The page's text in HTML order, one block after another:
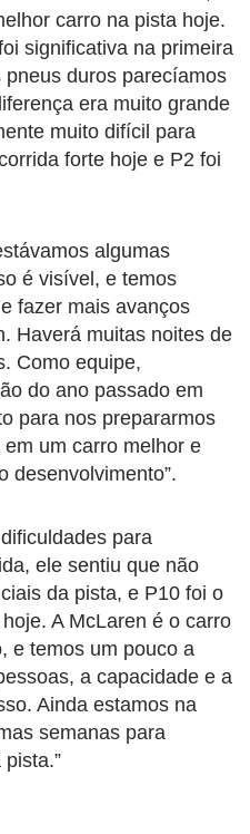
carro na pista hoje.
significativa na primeira
duros parecíamos
era muito grande
muito difícil para
forte hoje e P2 foi
algumas
é visível, e temos
fazer mais avanços
Haverá muitas noites de
Como equipe,
do ano passado em
para nos prepararmos
um carro melhor e
desenvolvimento”.
para
ele sentiu que não
da pista, e P10 foi o
A McLaren é o carro
e temos um pouco a
a capacidade e a
Ainda estamos na
semanas para